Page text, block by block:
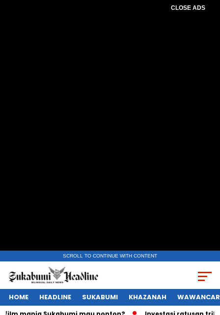
CLOSE ADS
SCROLL TO CONTINUE WITH CONTENT
HOME HEADLINE SUKABUMI KHAZANAH